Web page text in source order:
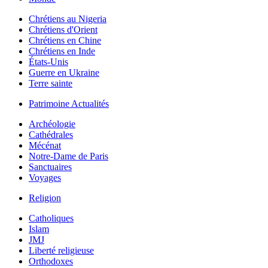
Chrétiens au Nigeria
Chrétiens d'Orient
Chrétiens en Chine
Chrétiens en Inde
États-Unis
Guerre en Ukraine
Terre sainte
Patrimoine Actualités
Archéologie
Cathédrales
Mécénat
Notre-Dame de Paris
Sanctuaires
Voyages
Religion
Catholiques
Islam
JMJ
Liberté religieuse
Orthodoxes